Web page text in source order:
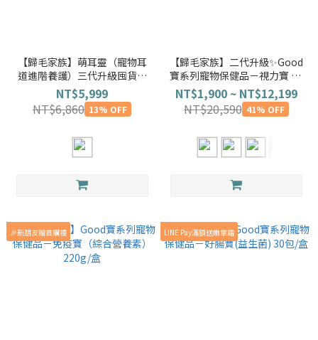
【歸毛家族】萌耳靈（寵物耳
道進階養護）三代升級囤貨最
省
NT$5,999
NT$6,860 13% OFF
【歸毛家族】二代升級✨Good
寶系列寵物保健品－視力寶 30
顆/盒
NT$1,900 ~ NT$12,199
NT$20,590 41% OFF
🎉新朋友贈首購禮 LINE Pay滿額送嫩掌霜